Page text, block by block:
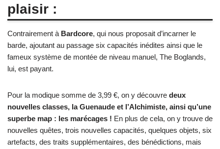
plaisir :
Contrairement à Bardcore, qui nous proposait d’incarner le
barde, ajoutant au passage six capacités inédites ainsi que le
fameux système de montée de niveau manuel, The Boglands,
lui, est payant.
Pour la modique somme de 3,99 €, on y découvre deux
nouvelles classes, la Guenaude et l’Alchimiste, ainsi qu’une
superbe map : les marécages ! En plus de cela, on y trouve de
nouvelles quêtes, trois nouvelles capacités, quelques objets, six
artefacts, des traits supplémentaires, des bénédictions, mais